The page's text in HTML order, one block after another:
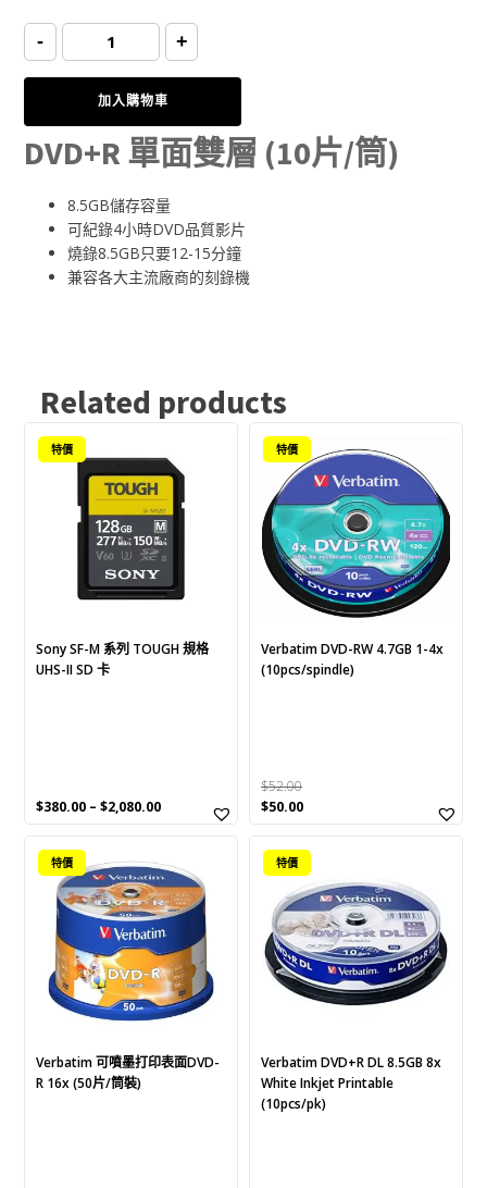
price
was:
$120.00.
price
is:
$114.00.
- Verbatim
DL
8.5GB
(10Pcs/pack)
量
+
加入購物車
DVD+R 單面雙層 (10片/筒)
8.5GB儲存容量
可紀錄4小時DVD品質影片
燒錄8.5GB只要12-15分鐘
兼容各大主流廠商的刻錄機
Related products
特價
Sony SF-M 系列 TOUGH 規格
UHS-II SD 卡
$380.00 –$2,080.00
This
product
multiple
variants.
chosen
on
特價
Verbatim DVD-RW 4.7GB 1-4x
(10pcs/spindle)
$52.00
Original
was:
$52.00.
$50.00Current
is:
$50.00.
特價
Verbatim 可噴墨打印表面DVD-
R 16x (50片/筒裝)
特價
Verbatim DVD+R DL 8.5GB 8x
White Inkjet Printable
(10pcs/pk)